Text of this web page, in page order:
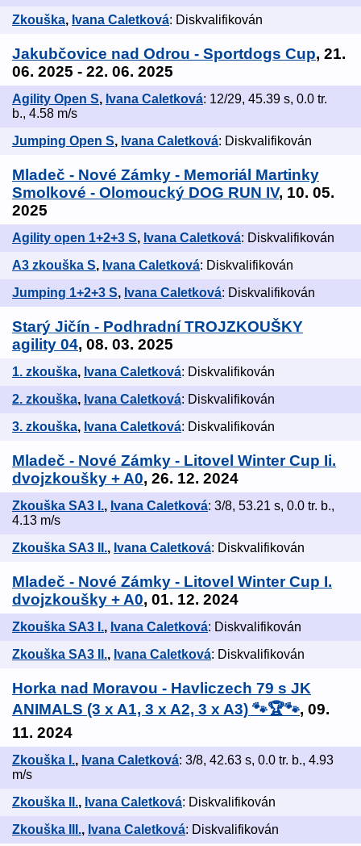
Zkouška, Ivana Caletková: Diskvalifikován
Jakubčovice nad Odrou - Sportdogs Cup, 21.
06. 2025 - 22. 06. 2025
Agility Open S, Ivana Caletková: 12/29, 45.39 s, 0.0 tr.
b., 4.58 m/s
Jumping Open S, Ivana Caletková: Diskvalifikován
Mladeč - Nové Zámky - Memoriál Martinky
Smolkové - Olomoucký DOG RUN IV, 10. 05.
2025
Agility open 1+2+3 S, Ivana Caletková: Diskvalifikován
A3 zkouška S, Ivana Caletková: Diskvalifikován
Jumping 1+2+3 S, Ivana Caletková: Diskvalifikován
Starý Jičín - Podhradní TROJZKOUŠKY
agility 04, 08. 03. 2025
1. zkouška, Ivana Caletková: Diskvalifikován
2. zkouška, Ivana Caletková: Diskvalifikován
3. zkouška, Ivana Caletková: Diskvalifikován
Mladeč - Nové Zámky - Litovel Winter Cup Ii.
dvojzkoušky + A0, 26. 12. 2024
Zkouška SA3 I., Ivana Caletková: 3/8, 53.21 s, 0.0 tr. b.,
4.13 m/s
Zkouška SA3 II., Ivana Caletková: Diskvalifikován
Mladeč - Nové Zámky - Litovel Winter Cup I.
dvojzkoušky + A0, 01. 12. 2024
Zkouška SA3 I., Ivana Caletková: Diskvalifikován
Zkouška SA3 II., Ivana Caletková: Diskvalifikován
Horka nad Moravou - Havliczech 79 s JK
ANIMALS (3 x A1, 3 x A2, 3 x A3) 🐾🏆🐾, 09.
11. 2024
Zkouška I., Ivana Caletková: 3/8, 42.63 s, 0.0 tr. b., 4.93
m/s
Zkouška II., Ivana Caletková: Diskvalifikován
Zkouška III., Ivana Caletková: Diskvalifikován